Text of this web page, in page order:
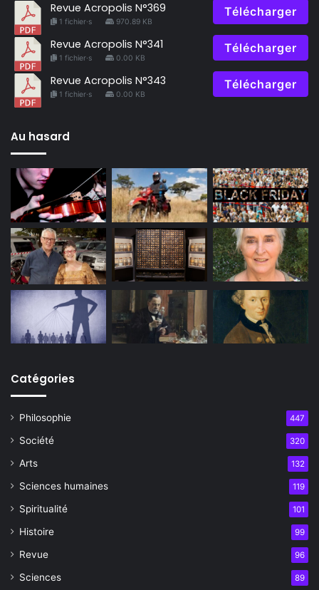
Revue Acropolis N°369
1 fichier·s 970.89 KB
Télécharger
Revue Acropolis N°341
1 fichier·s 0.00 KB
Télécharger
Revue Acropolis N°343
1 fichier·s 0.00 KB
Télécharger
Au hasard
Catégories
Philosophie 447
Société 320
Arts 132
Sciences humaines 119
Spiritualité 101
Histoire 99
Revue 96
Sciences 89